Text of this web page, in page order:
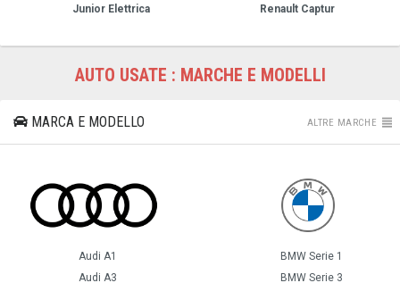
Junior Elettrica
Renault Captur
AUTO USATE : MARCHE E MODELLI
MARCA E MODELLO ALTRE MARCHE
Audi A1
Audi A3
BMW Serie 1
BMW Serie 3